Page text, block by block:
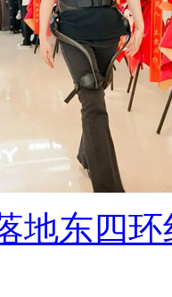
地东四